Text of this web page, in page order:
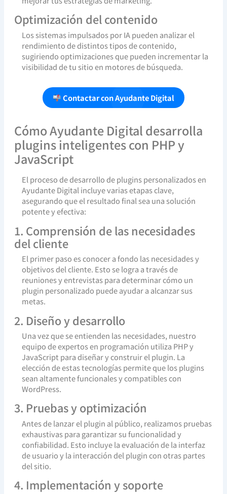
Optimización del contenido
Los sistemas impulsados por IA pueden analizar el
rendimiento de distintos tipos de contenido,
sugiriendo optimizaciones que pueden incrementar la
visibilidad de tu sitio en motores de búsqueda.
Contactar con Ayudante Digital
Cómo Ayudante Digital desarrolla
plugins inteligentes con PHP y
JavaScript
El proceso de desarrollo de plugins personalizados en
Ayudante Digital incluye varias etapas clave,
asegurando que el resultado final sea una solución
potente y efectiva:
1. Comprensión de las necesidades
del cliente
El primer paso es conocer a fondo las necesidades y
objetivos del cliente. Esto se logra a través de
reuniones y entrevistas para determinar cómo un
plugin personalizado puede ayudar a alcanzar sus
metas.
2. Diseño y desarrollo
Una vez que se entienden las necesidades, nuestro
equipo de expertos en programación utiliza PHP y
JavaScript para diseñar y construir el plugin. La
elección de estas tecnologías permite que los plugins
sean altamente funcionales y compatibles con
WordPress.
3. Pruebas y optimización
Antes de lanzar el plugin al público, realizamos pruebas
exhaustivas para garantizar su funcionalidad y
confiabilidad. Esto incluye la evaluación de la interfaz
de usuario y la interacción del plugin con otras partes
del sitio.
4. Implementación y soporte